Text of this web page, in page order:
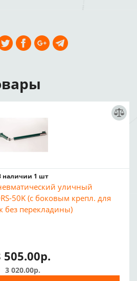
наличии 1 шт
уличный
50K (с боковым крепл. для
без перекладины)
505.00р.
3 020.00р.